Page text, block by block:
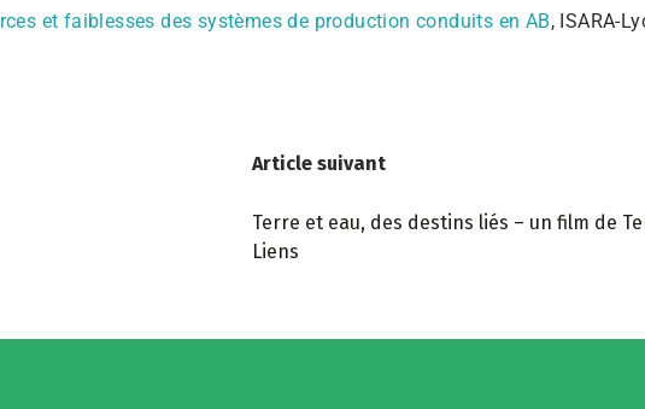
et faiblesses des systèmes de production conduits en AB, ISARA-
Article suivant
Terre et eau, des destins liés – un film de
Liens